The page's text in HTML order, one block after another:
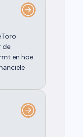
de
en hoe